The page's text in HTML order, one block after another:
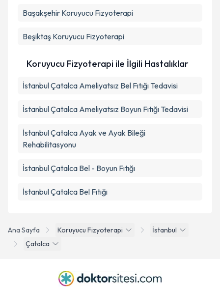
Ana Sayfa Koruyucu Fizyoterapi
İstanbul
Çatalca
Başakşehir Koruyucu Fizyoterapi
Beşiktaş Koruyucu Fizyoterapi
Koruyucu Fizyoterapi ile İlgili Hastalıklar
İstanbul Çatalca Ameliyatsız Bel Fıtığı Tedavisi
İstanbul Çatalca Ameliyatsız Boyun Fıtığı Tedavisi
İstanbul Çatalca Ayak ve Ayak Bileği
Rehabilitasyonu
İstanbul Çatalca Bel - Boyun Fıtığı
İstanbul Çatalca Bel Fıtığı